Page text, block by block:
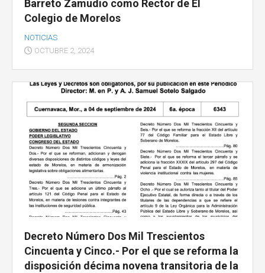
Barreto Zamudio como Rector de El
Colegio de Morelos
NOTICIAS
OCTUBRE 2, 2024
Decreto Número Dos Mil Trescientos
Cincuenta y Cinco.- Por el que se reforma la
disposición décima novena transitoria de la